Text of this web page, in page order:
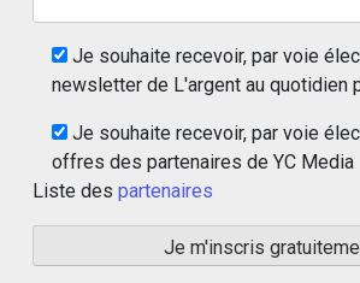
Je souhaite recevoir, par voie
newsletter de L'argent au quotidien
Je souhaite recevoir, par voie
offres des partenaires de YC Media
Liste des partenaires